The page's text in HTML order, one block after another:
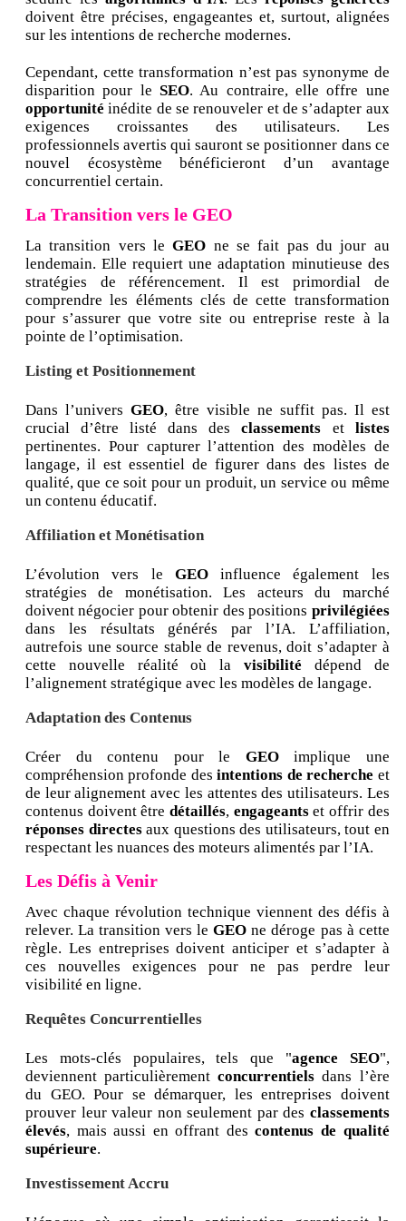
doivent être précises, engageantes et, surtout, alignées
sur les intentions de recherche modernes.
Cependant, cette transformation n’est pas synonyme de
disparition pour le SEO. Au contraire, elle offre une
opportunité inédite de se renouveler et de s’adapter aux
exigences croissantes des utilisateurs. Les
professionnels avertis qui sauront se positionner dans ce
nouvel écosystème bénéficieront d’un avantage
concurrentiel certain.
La Transition vers le GEO
La transition vers leGEO ne se fait pas du jour au
lendemain. Elle requiert une adaptation minutieuse des
stratégies de référencement. Il est primordial de
comprendre les éléments clés de cette transformation
pour s’assurer que votre site ou entreprise reste à la
pointe de l’optimisation.
Listing et Positionnement
Dans l’univers GEO, être visible ne suffit pas. Il est
crucial d’être listé dans desclassements et listes
pertinentes. Pour capturer l’attention des modèles de
langage, il est essentiel de figurer dans des listes de
qualité, que ce soit pour un produit, un service ou même
un contenu éducatif.
Affiliation et Monétisation
L’évolution vers le GEOinfluence également les
stratégies de monétisation. Les acteurs du marché
doivent négocier pour obtenir des positions privilégiées
dans les résultats générés par l’IA. L’affiliation,
autrefois une source stable de revenus, doit s’adapter à
cette nouvelle réalité où lavisibilité dépend de
l’alignement stratégique avec les modèles de langage.
Adaptation des Contenus
Créer du contenu pour le GEOimplique une
compréhension profonde desintentions de recherche et
de leur alignement avec les attentes des utilisateurs. Les
contenus doivent être détaillés, engageantset offrir des
réponses directesaux questions des utilisateurs, tout en
respectant les nuances des moteurs alimentés par l’IA.
Les Défis à Venir
Avec chaque révolution technique viennent des défis à
relever. La transition vers leGEO ne déroge pas à cette
règle. Les entreprises doivent anticiper et s’adapter à
ces nouvelles exigences pour ne pas perdre leur
visibilité en ligne.
Requêtes Concurrentielles
Les mots-clés populaires, tels que "agence SEO",
deviennent particulièrementconcurrentiels dans l’ère
du GEO. Pour se démarquer, les entreprises doivent
prouver leur valeur non seulement par des classements
élevés, mais aussi en offrant descontenus de qualité
supérieure.
Investissement Accru